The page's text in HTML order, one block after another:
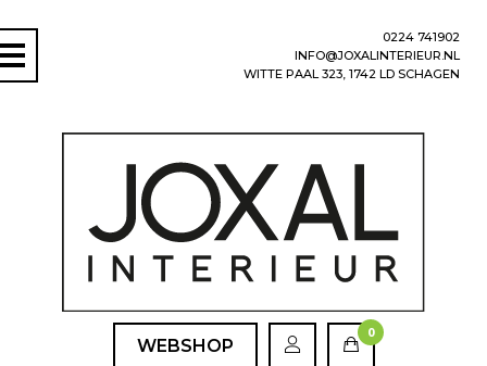
0224 741902
INFO@JOXALINTERIEUR.NL
WITTE PAAL 323, 1742 LD SCHAGEN
WEBSHOP
0